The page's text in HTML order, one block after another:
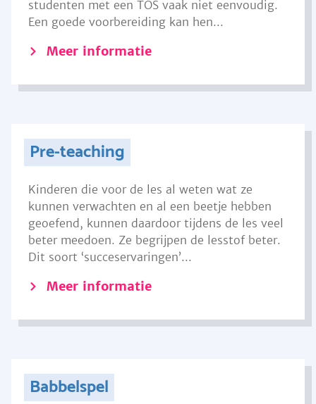
studenten met een TOS vaak niet eenvoudig.
Een goede voorbereiding kan hen...
Meer informatie
Pre-teaching
Kinderen die voor de les al weten wat ze
kunnen verwachten en al een beetje hebben
geoefend, kunnen daardoor tijdens de les veel
beter meedoen. Ze begrijpen de lesstof beter.
Dit soort ‘succeservaringen’...
Meer informatie
Babbelspel